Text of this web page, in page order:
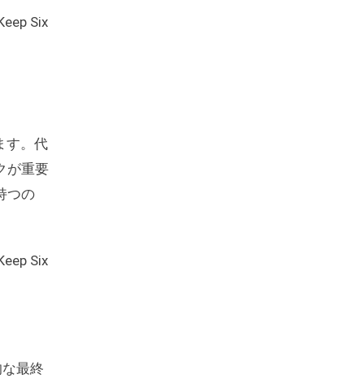
Six
す。代
が重要
つの
Six
最終